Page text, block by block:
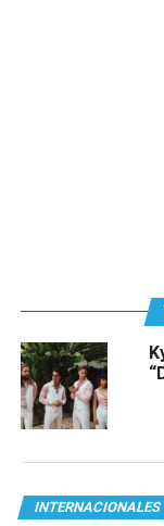
INTERNACIONALES